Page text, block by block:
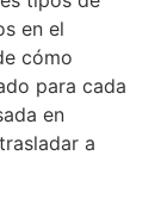
en el
cómo
para cada
en
a